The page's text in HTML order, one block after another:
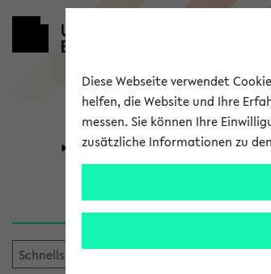
Universität
Hilfe
Diese Webseite verwendet
helfen, die Website und Ihre
messen. Sie können Ihre
zusätzliche Informationen zu